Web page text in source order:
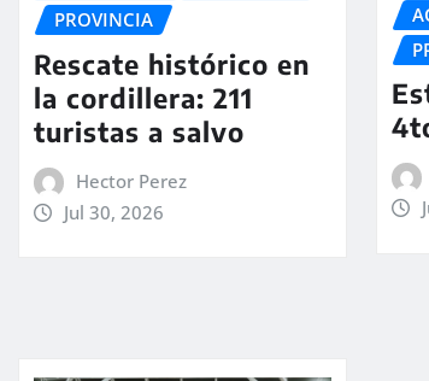
PROVINCIA
Rescate histórico en
la cordillera: 211
turistas a salvo
Hector Perez
Jul 30, 2026